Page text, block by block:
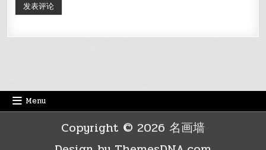
Menu
Copyright © 2026 名画墙